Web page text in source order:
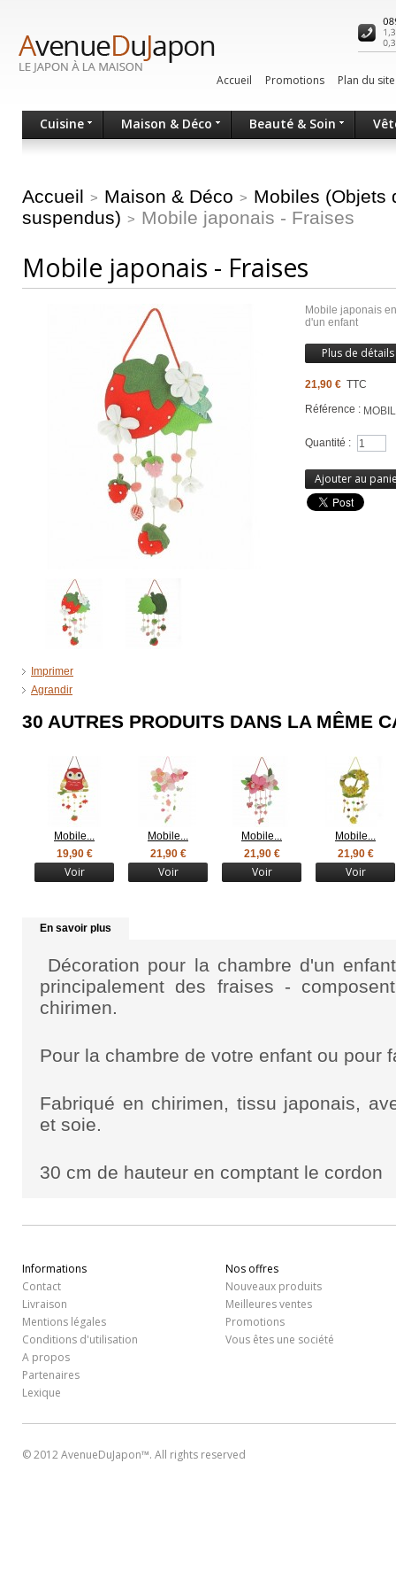
Accueil Promotions Plan du site
Cuisine Maison & Déco Beauté & Soin
Accueil > Maison & Déco > Mobiles (Objets
suspendus) > Mobile japonais - Fraises
Mobile japonais - Fraises
Imprimer
Agrandir
Mobile japonais
d'un enfant
Plus de détails
21,90 € TTC
Référence :
Quantité :
Ajouter au
30 AUTRES PRODUITS DANS LA MÊME
Mobile...
19,90 €
Voir
Mobile...
21,90 €
Voir
Mobile...
21,90 €
Voir
Mobile...
21,90 €
Voir
En savoir plus
Décoration pour la chambre d'un
principalement des fraises -
chirimen.
Pour la chambre de votre enfant ou pour
Fabriqué en chirimen, tissu japonais,
et soie.
30 cm de hauteur en comptant le cordon
Informations
Contact
Livraison
Mentions légales
Conditions d'utilisation
A propos
Partenaires
Lexique
Nos offres
Nouveaux produits
Meilleures ventes
Promotions
Vous êtes une société
© 2012 AvenueDuJapon™. All rights reserved